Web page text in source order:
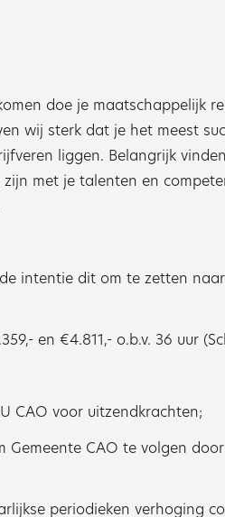
doe je maatschappelijk
wij sterk dat je het meest
liggen. Belangrijk
met je talenten en
intentie dit om te zetten
en €4.811,- o.b.v. 36 uur
CAO voor uitzendkrachten;
Gemeente CAO te volgen
periodieken verhoging